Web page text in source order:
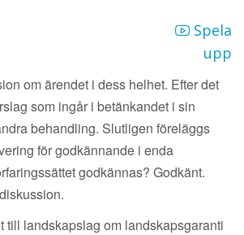
Spela
upp
om ärendet i dess helhet. Efter det
som ingår i betänkandet i sin
behandling. Slutligen föreläggs
för godkännande i enda
godkännas? Godkänt.
till landskapslag om landskapsgaranti